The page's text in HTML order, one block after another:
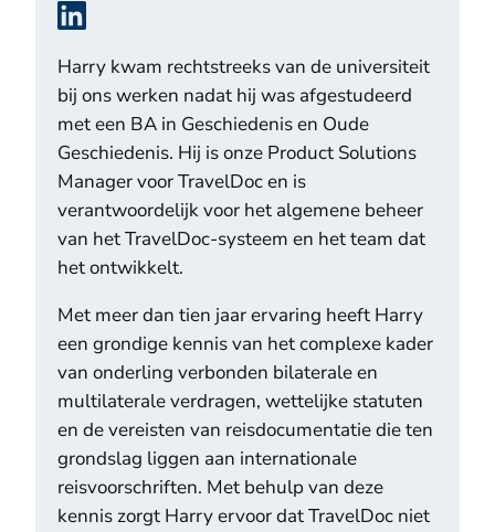
LinkedIn
Harry kwam rechtstreeks van de universiteit
bij ons werken nadat hij was afgestudeerd
met een BA in Geschiedenis en Oude
Geschiedenis. Hij is onze Product Solutions
Manager voor TravelDoc en is
verantwoordelijk voor het algemene beheer
van het TravelDoc-systeem en het team dat
het ontwikkelt.
Met meer dan tien jaar ervaring heeft Harry
een grondige kennis van het complexe kader
van onderling verbonden bilaterale en
multilaterale verdragen, wettelijke statuten
en de vereisten van reisdocumentatie die ten
grondslag liggen aan internationale
reisvoorschriften. Met behulp van deze
kennis zorgt Harry ervoor dat TravelDoc niet